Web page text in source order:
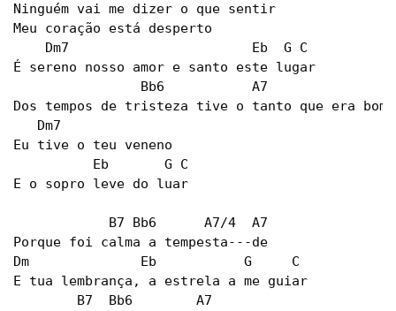
Ninguém vai me dizer o que sentir
Meu coração está desperto
    Dm7                       Eb  G C
É sereno nosso amor e santo este lugar
                Bb6           A7
Dos tempos de tristeza tive o tanto que era bom
   Dm7
Eu tive o teu veneno
          Eb       G C
E o sopro leve do luar
            B7 Bb6      A7/4  A7
Porque foi calma a tempesta---de
Dm              Eb           G     C
E tua lembrança, a estrela a me guiar
        B7  Bb6        A7